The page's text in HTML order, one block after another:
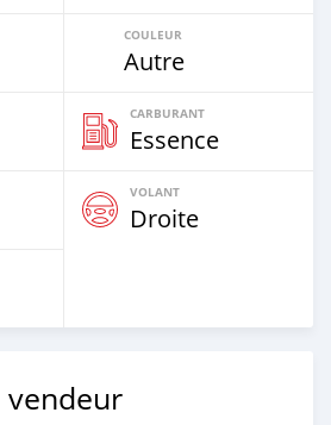
COULEUR
Autre
CARBURANT
Essence
VOLANT
Droite
vendeur